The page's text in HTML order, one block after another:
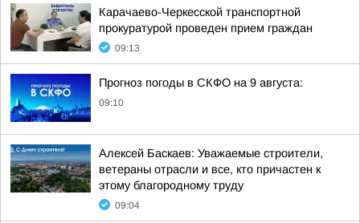
Карачаево-Черкесской транспортной
прокуратурой проведен прием граждан
09:13
Прогноз погоды в СКФО на 9 августа:
09:10
Алексей Баскаев: Уважаемые строители,
ветераны отрасли и все, кто причастен к
этому благородному труду
09:04